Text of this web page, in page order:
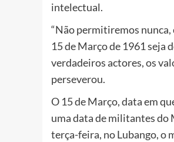
intelectual.
“Não permitiremos nunca,
15 de Março de 1961 seja
verdadeiros actores, os
perseverou.
O 15 de Março, data em
uma data de militantes do
terça-feira, no Lubango, o